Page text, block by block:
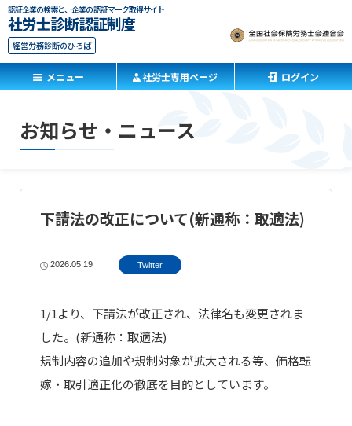
認証企業の検索と、企業の認証マーク取得サイト
社労士診断認証制度
経営労務診断のひろば
メニュー 社労士専用ページ ログイン
お知らせ・ニュース
下請法の改正について(新通称：取適法)
2026.05.19 Twitter
1/1より、下請法が改正され、法律名も変更されま
した。(新通称：取適法)
規制内容の追加や規制対象が拡大される等、価格転
嫁・取引適正化の徹底を目的としています。